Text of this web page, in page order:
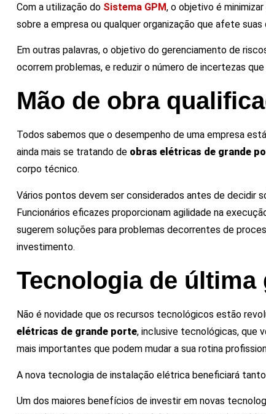
Com a utilização do Sistema GPM, o objetivo é
sobre a empresa ou qualquer organização que afete
Em outras palavras, o objetivo do gerenciamento de
ocorrem problemas, e reduzir o número de incertezas que
Mão de obra
Todos sabemos que o desempenho de uma empresa
ainda mais se tratando de obras elétricas de grande
corpo técnico.
Vários pontos devem ser considerados antes de decidir
Funcionários eficazes proporcionam agilidade na
sugerem soluções para problemas decorrentes de
investimento.
Tecnologia de última
Não é novidade que os recursos tecnológicos estão
elétricas de grande porte, inclusive tecnológicas, que
mais importantes que podem mudar a sua rotina
A nova tecnologia de instalação elétrica beneficiará
Um dos maiores benefícios de investir em novas